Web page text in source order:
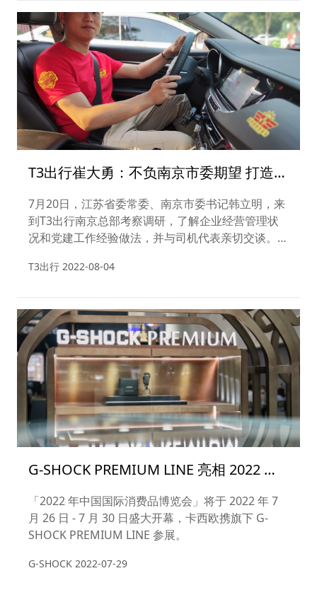
T3出行崔大勇：不负南京市委期望 打造新
业态领域党建新名片
7月20日，江苏省委常委、南京市委书记韩立明，来
到T3出行南京总部考察调研，了解企业经营管理状
况和党建工作经验做法，并与司机代表亲切交谈。
况。
T3出行 2022-08-04
G-SHOCK PREMIUM LINE 亮相 2022 年
中国国际消费品博览会
「2022 年中国国际消费品博览会」将于 2022 年 7
月 26 日 - 7 月 30 日盛大开幕，卡西欧携旗下 G-
SHOCK PREMIUM LINE 参展。
G-SHOCK 2022-07-29